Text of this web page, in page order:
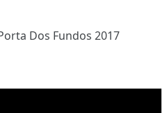
Dos Fundos 2017